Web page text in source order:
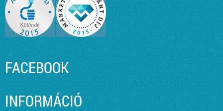
FACEBOOK
INFORMÁCIÓ